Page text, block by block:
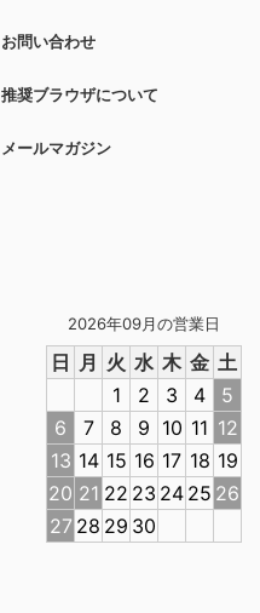
2026年09月の営業日
日 月 火 水 木 金 土
1
2 3 4
5
6
7 8 9 10 11 12
13 14 15 16 17 18 19
20 21 22 23 24 25 26
27 28 29 30
お問い合わせ
推奨ブラウザについて
メールマガジン